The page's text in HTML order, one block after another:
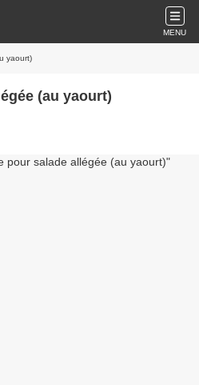
MENU
yaourt)
(au yaourt)